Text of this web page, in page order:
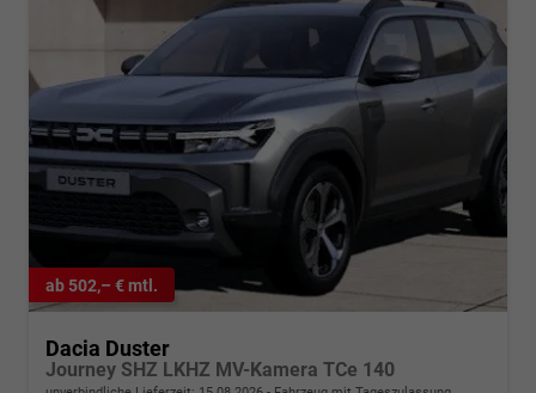
ab 502,– € mtl.
Dacia Duster
Journey SHZ LKHZ MV-Kamera TCe 140